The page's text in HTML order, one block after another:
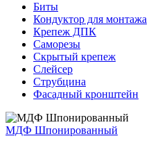
Биты
Кондуктор для монтажа
Крепеж ДПК
Саморезы
Скрытый крепеж
Слейсер
Струбцина
Фасадный кронштейн
МДФ Шпонированный